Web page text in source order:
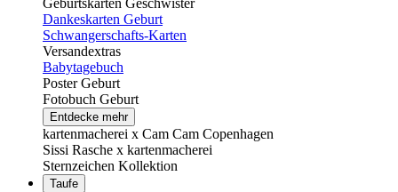
Geburtskarten Geschwister
Dankeskarten Geburt
Schwangerschafts-Karten
Versandextras
Babytagebuch
Poster Geburt
Fotobuch Geburt
Entdecke mehr
kartenmacherei x Cam Cam Copenhagen
Sissi Rasche x kartenmacherei
Sternzeichen Kollektion
Taufe